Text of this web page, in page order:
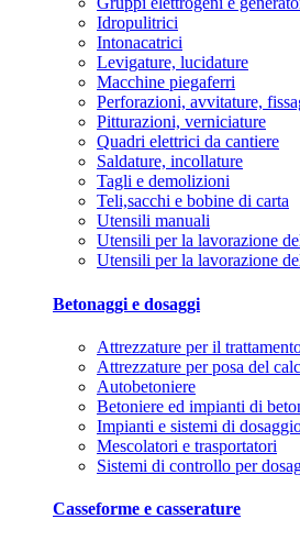
Idropulitrici
Intonacatrici
Levigature, lucidature
Macchine piegaferri
Perforazioni, avvitature,
Pitturazioni, verniciature
Quadri elettrici da cantiere
Saldature, incollature
Tagli e demolizioni
Teli,sacchi e bobine di carta
Utensili manuali
Utensili per la lavorazione
Utensili per la lavorazione
Betonaggi e dosaggi
Attrezzature per il
Attrezzature per posa del
Autobetoniere
Betoniere ed impianti di
Impianti e sistemi di
Mescolatori e trasportatori
Sistemi di controllo per
Casseforme e casserature